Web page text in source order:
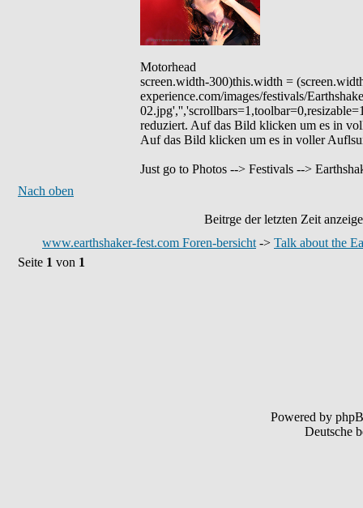
Motorhead
screen.width-300)this.width =
experience.com/images/festivals/
reduziert. Auf das Bild klicken um es in
Auf das Bild klicken um es in voller
Just go to Photos --> Festivals -->
Nach oben
Beitrge der letzten Zeit
www.earthshaker-fest.com Foren-bersicht -> Talk about the
Seite 1 von 1
Powered by
Deutsche